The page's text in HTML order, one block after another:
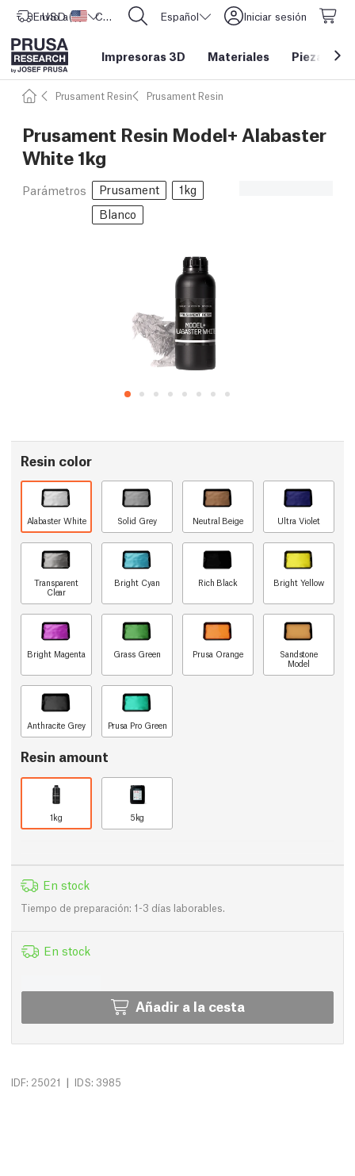
Envío a Estados Unidos
USD ($) CORE One L: ¡Ya disponible! Español Iniciar sesión
Impresoras 3D Materiales Piezas y
Prusament Resin Prusament Resin
Prusament Resin Model+ Alabaster
White 1kg
Parámetros Prusament
1kg
Blanco
Resin color
Alabaster White Solid Grey Neutral Beige Ultra Violet
Transparent
Clear
Bright Cyan Rich Black Bright Yellow
Bright Magenta Grass Green Prusa Orange
Sandstone
Model
Anthracite Grey Prusa Pro Green
Resin amount
1kg 5kg
En stock
Tiempo de preparación: 1-3 días laborables.
En stock
Añadir a la cesta
IDF: 25021 | IDS: 3985